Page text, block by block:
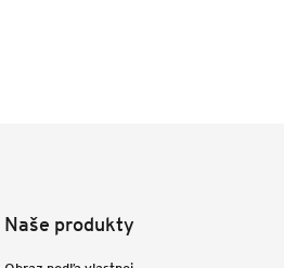
Naše produkty